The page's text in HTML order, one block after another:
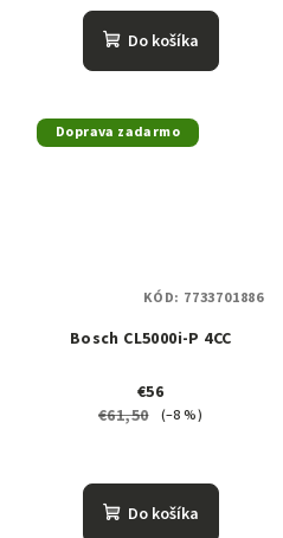
Do košíka
Doprava zadarmo
Bosch CL5000i-P 4CC
€56
€61,50
(–8 %)
Do košíka
KÓD: 7733701886